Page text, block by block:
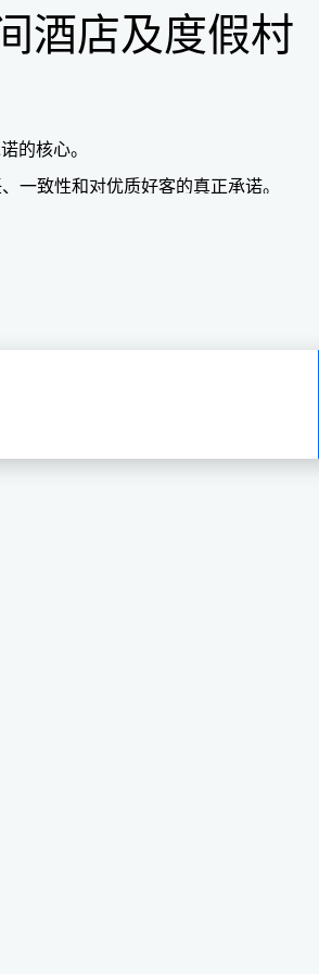
酒店及度假村
的核心。
一致性和对优质好客的真正承诺。
一认可，证明了我们团队的参与以及